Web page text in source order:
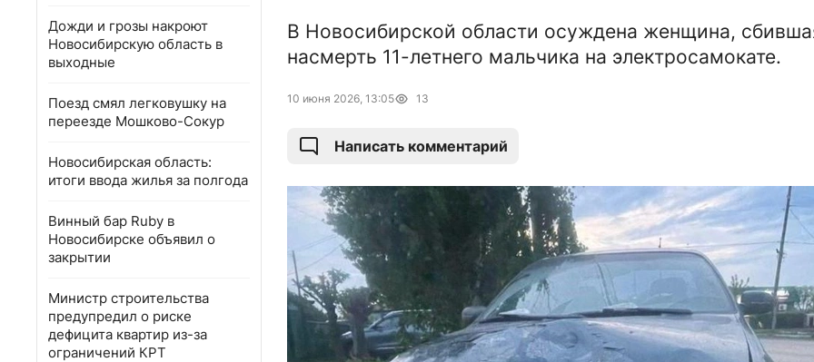
Дожди и грозы накроют
Новосибирскую область в
выходные
Поезд смял легковушку на
переезде Мошково-Сокур
Новосибирская область:
итоги ввода жилья за полгода
Винный бар Ruby в
Новосибирске объявил о
закрытии
Министр строительства
предупредил о риске
дефицита квартир из-за
ограничений КРТ
В Новосибирской области осуждена женщина,
насмерть 11-летнего мальчика на электросамокате.
10 июня 2026, 13:05 13
Написать комментарий